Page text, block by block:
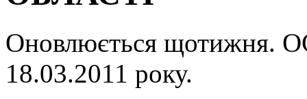
Оновлюється
18.03.2011 року.